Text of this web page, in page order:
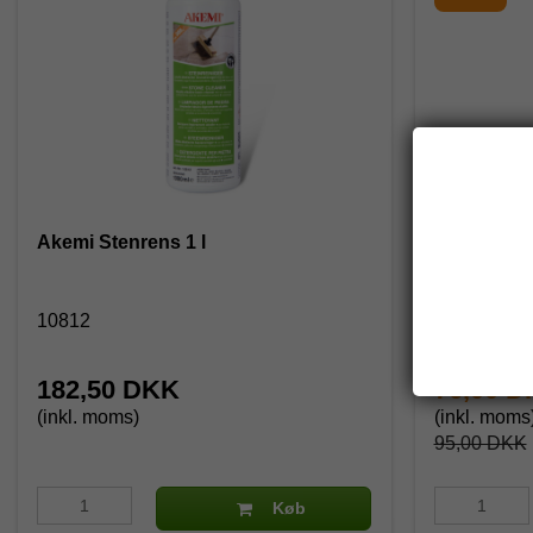
Akemi Stenrens 1 l
10812
182,50 DKK
(inkl. moms)
Køb
95,00 DKK
76,00
(inkl.